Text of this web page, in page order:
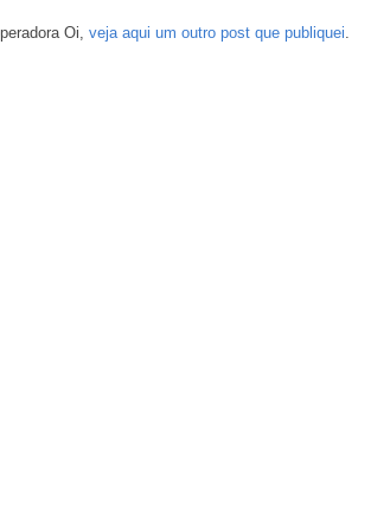
Oi, veja aqui um outro post que publiquei